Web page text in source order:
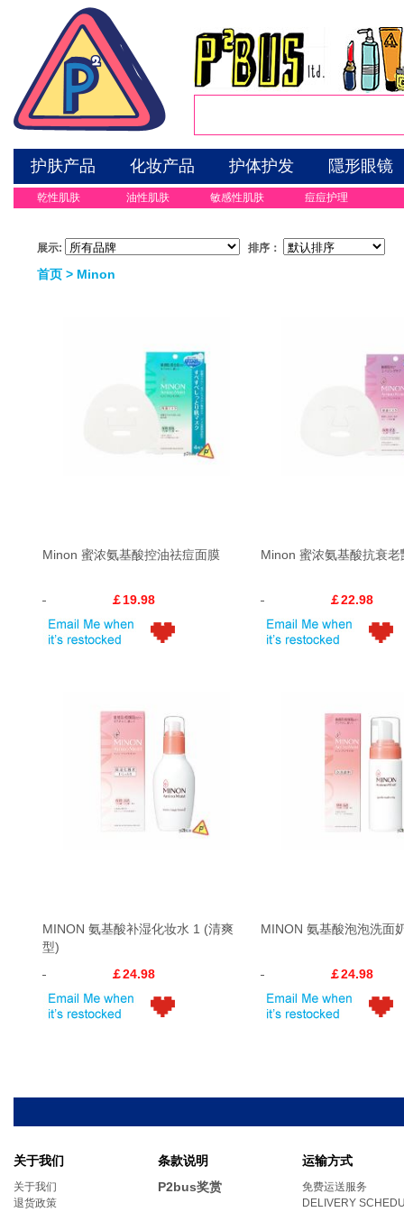
护肤产品 化妆产品 护体护发 隱形眼镜
乾性肌肤 油性肌肤 敏感性肌肤 痘痘护理
展示: 排序：
首页 > Minon
Minon 蜜浓氨基酸控油祛痘面膜
￡19.98
Minon 蜜浓氨基酸抗衰老
￡22.98
MINON 氨基酸补湿化妆水 1 (清爽
型)
￡24.98
MINON 氨基酸泡泡洗面
￡24.98
关于我们
关于我们
退货政策
条款说明
P2bus奖赏
运输方式
免费运送服务
DELIVERY